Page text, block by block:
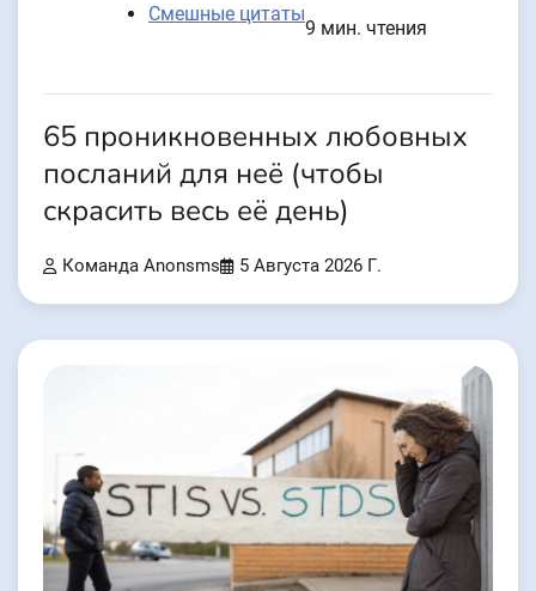
Смешные цитаты
9 мин. чтения
65 проникновенных любовных
посланий для неё (чтобы
скрасить весь её день)
Команда Anonsms 5 Августа 2026 Г.